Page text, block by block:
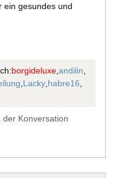
ein gesundes und
borgideluxe, andilin
Lacky habre16
der Konversation